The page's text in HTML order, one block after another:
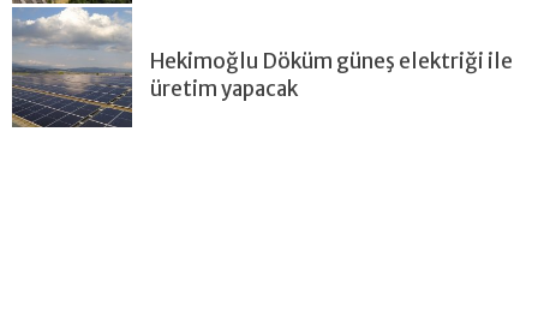
Hekimoğlu Döküm güneş elektriği ile
üretim yapacak